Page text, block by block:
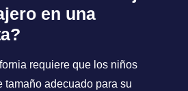
en una
requiere que los niños
tamaño adecuado para su